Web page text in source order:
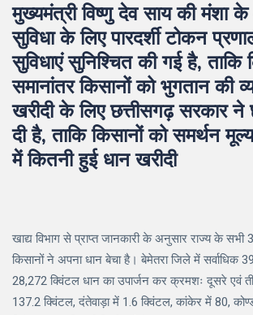
मुख्यमंत्री विष्णु देव साय की मंशा
सुविधा के लिए पारदर्शी टोकन
सुविधाएं सुनिश्चित की गई है,
समानांतर किसानों को भुगतान की
खरीदी के लिए छत्तीसगढ़ सरकार
दी है, ताकि किसानों को समर्थन
में कितनी हुई धान खरीदी
खाद्य विभाग से प्राप्त जानकारी के अनुसार राज्य के
किसानों ने अपना धान बेचा है। बेमेतरा जिले में सर्वाधिक
28,272 क्विंटल धान का उपार्जन कर क्रमशः दूसरे एवं
137.2 क्विंटल, दंतेवाड़ा में 1.6 क्विंटल, कांकेर में 80,